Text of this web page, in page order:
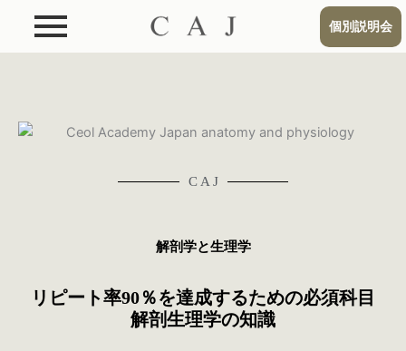
個別説明会
C A J
解剖学と生理学
リピート率90％を達成するための必須科目
解剖生理学の知識